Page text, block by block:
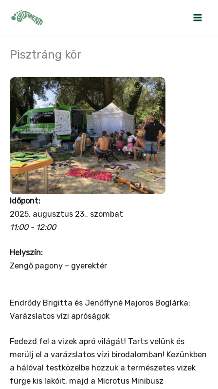
Pisztráng kör
Időpont:
2025. augusztus 23., szombat
11:00 - 12:00
Helyszín:
Zengő pagony – gyerektér
Endrődy Brigitta és Jenőffyné Majoros Boglárka:
Varázslatos vízi apróságok
Fedezd fel a vizek apró világát! Tarts velünk és
merülj el a varázslatos vízi birodalomban! Kezünkben
a hálóval testközelbe hozzuk a természetes vizek
fürge kis lakóit, majd a Microtus Minibusz